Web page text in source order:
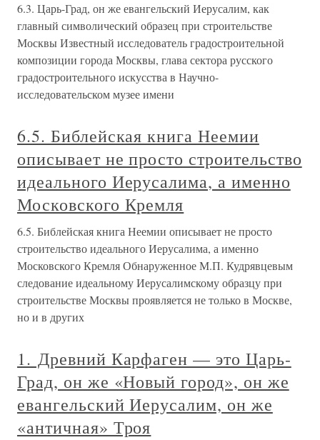
6.3. Царь-Град, он же евангельский Иерусалим, как
главный символический образец при строительстве
Москвы Известный исследователь градостроительной
композиции города Москвы, глава сектора русского
градостроительного искусства в Научно-
исследовательском музее имени
6.5. Библейская книга Неемии
описывает не просто строительство
идеального Иерусалима, а именно
Московского Кремля
6.5. Библейская книга Неемии описывает не просто
строительство идеального Иерусалима, а именно
Московского Кремля Обнаруженное М.П. Кудрявцевым
следование идеальному Иерусалимскому образцу при
строительстве Москвы проявляется не только в Москве,
но и в других
1. Древний Карфаген — это Царь-
Град, он же «Новый город», он же
евангельский Иерусалим, он же
«античная» Троя